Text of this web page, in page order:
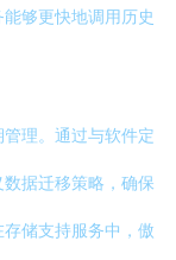
够更快地调用历史
理。通过与软件定
据迁移策略，确保
储支持服务中，傲